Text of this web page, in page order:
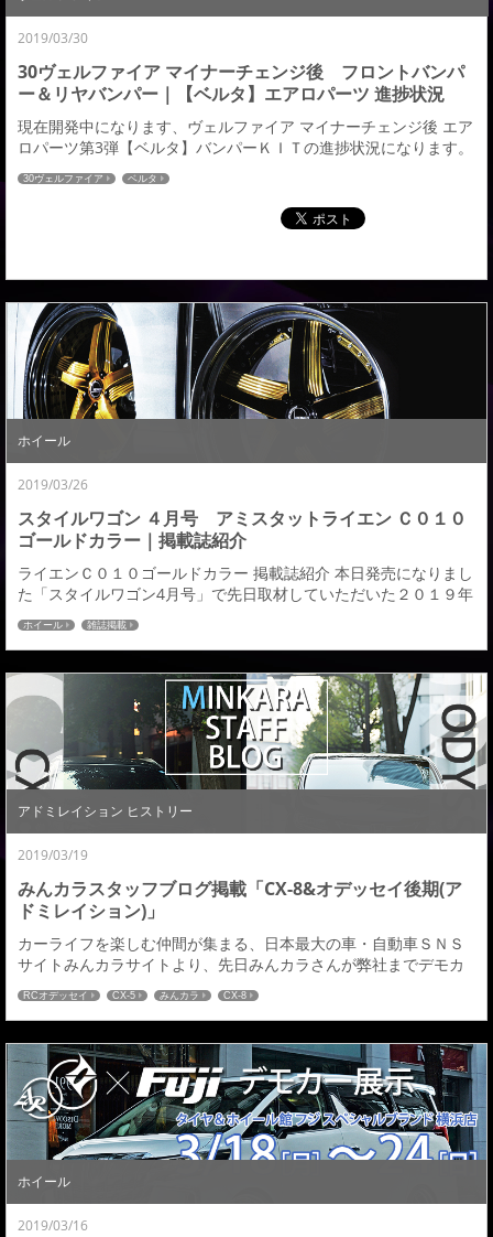
2019/03/30
30ヴェルファイア マイナーチェンジ後 フロントバンパ
ー＆リヤバンパー｜【ベルタ】エアロパーツ 進捗状況
現在開発中になります、ヴェルファイア マイナーチェンジ後 エア
ロパーツ第3弾【ベルタ】バンパーＫＩＴの進捗状況になります。
フロントデザインは前期モデルを踏襲しながらもポイントとして
純正メッキパーツを流用し後期らしさをスポイルすることなくフ
ォグＢＯＸのデザインの見直しなど低重心フォルムへと進化させ
ています。リヤバンパーはベルタ３作目としてバンパー上部まで
30ヴェルファイア ベルタ
ホイール
2019/03/26
スタイルワゴン ４月号 アミスタットライエン Ｃ０１０
ゴールドカラー｜掲載誌紹介
ライエンＣ０１０ゴールドカラー 掲載誌紹介 本日発売になりまし
た「スタイルワゴン4月号」で先日取材していただいた２０１９年
ライエンＣ０１０ニューカラーを掲載していただきましたのでご
紹介させていただきます。 装着デモカーはadmirationデポルテ/
リチェルカート 30アルファード後期ありきたりなゴールドでは満
足できない、そんなカスタマイズ思考の強いエゴイストな方々に
向けたアミスタットの新色とな...
ホイール 雑誌掲載
アドミレイション ヒストリー
2019/03/19
みんカラスタッフブログ掲載「CX-8&オデッセイ後期(ア
ドミレイション)」
カーライフを楽しむ仲間が集まる、日本最大の車・自動車ＳＮＳ
サイトみんカラサイトより、先日みんカラさんが弊社までデモカ
ーのＣＸ－８とＲＣオデッセイ後期のカスタマイズパーツの取材
にきていただいた時のブログ記事が「みんカラスタッフブログ」
でアップされておりますのでご紹介させていただきます。 →詳し
くはこちら←
RCオデッセイ CX-5 みんカラ CX-8
ホイール
2019/03/16